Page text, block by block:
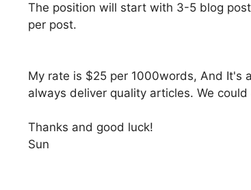
The position will start with 3-5 blog
per post.
My rate is $25 per 1000words, And It's
always deliver quality articles. We
Thanks and good luck!
Sun